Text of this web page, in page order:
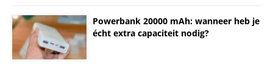
Powerbank 20000 mAh: wanneer heb je
écht extra capaciteit nodig?